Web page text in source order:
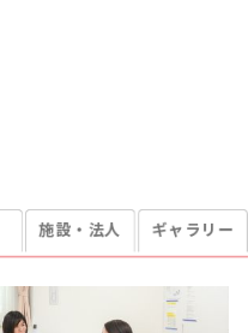
施設・法人 ギャラリー